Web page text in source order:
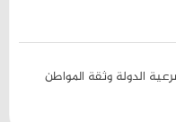
الدولة وثقة المواطن